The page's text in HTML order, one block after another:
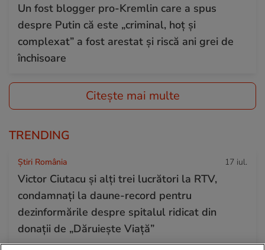
Un fost blogger pro-Kremlin care a spus
despre Putin că este „criminal, hoț și
complexat” a fost arestat și riscă ani grei de
închisoare
Citește mai multe
TRENDING
Știri România 17 iul.
Victor Ciutacu și alți trei lucrători la RTV,
condamnați la daune-record pentru
dezinformările despre spitalul ridicat din
donații de „Dăruiește Viață”